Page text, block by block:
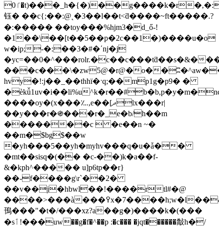
ٵ0�t)���_h�{�)��g����k�r�,�:%���y>��qu���q�@���$u~
钰� � �c{;��:@˛�3��l��t<ƌ����~ft�����.?
�:����� ��toy���%hjm3�d_ő-!
�1��\��[t��5��p�2c��1�)����u�o
w�ip;-�:��3�#�΄nj�j
�yc=��0�^���rolr.�c��c���tƌ��s�&�
���c���\�zw5@�r@�o�
hvy�!:j��_��thhї�ˑq;��mp1g�p9� �
�èkǚ1uv�i��li%u
����oy�(x���؊,e��[ދlx���r|
��y���r�֍���r�_e�b/h��m
�������c  �e��n ~�
��m�$bg$��w
�yh���5��yh�myhv���q�u�ǡ��
�mt��sisq�(�� �c-��)k�a��f-
&�kph^����� u]p6tp��r}
��-f����g\r`��2�
��v��j�hbwl��!����rtl#�@
����>���à���߉x�7����h;w�l��&�r�̍j��
鳱���"�t�/���xz?a��g�)����k�(���
�sٲ!���uw��g�f�^��p :�c��� �jqt������敽h�/